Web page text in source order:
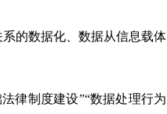
的数据化、数据从信息载体
律制度建设”“数据处理行为